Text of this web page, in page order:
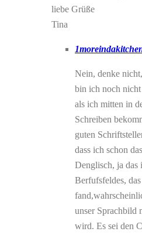
liebe Grüße
Tina
Nein, denke
bin ich noch
als ich mitten in
Schreiben
guten
dass ich schon
Denglisch, ja das
Berfufsfeldes,
unser Sprachbild
wird. Es sei den